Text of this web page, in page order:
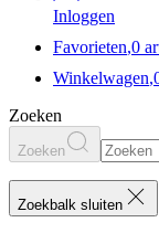
Inloggen
Favorieten,0
Winkelwagen,
Zoeken
Zoeken
Zoekbalk sluiten